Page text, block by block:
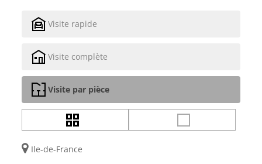
Visite rapide
Visite complète
Visite par pièce
Ile-de-France